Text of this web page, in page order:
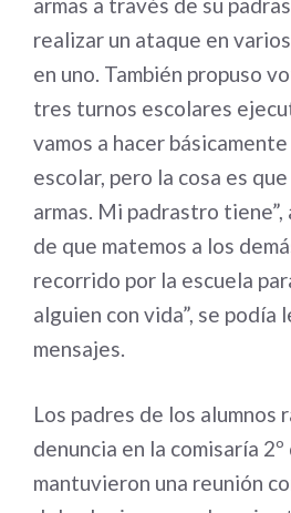
realizar un ataque en
en uno. También propuso
tres turnos escolares
vamos a hacer
escolar, pero la cosa es
armas. Mi padrastro tiene”,
de que matemos a los
recorrido por la escuela
alguien con vida”, se podía
mensajes.
Los padres de los alumnos
denuncia en la comisaría
mantuvieron una reunión